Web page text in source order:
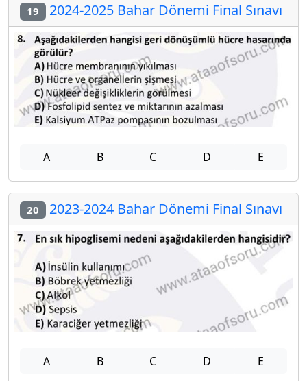
19 2024-2025 Bahar Dönemi Final Sınavı
A B C D E
20 2023-2024 Bahar Dönemi Final Sınavı
A B C D E